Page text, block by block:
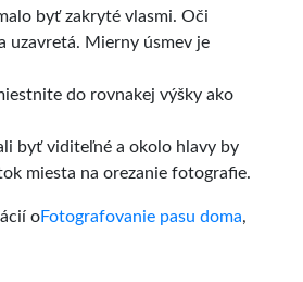
byť zakryté vlasmi. Oči
uzavretá. Mierny úsmev je
do rovnakej výšky ako
byť viditeľné a okolo hlavy by
miesta na orezanie fotografie.
oFotografovanie pasu doma,